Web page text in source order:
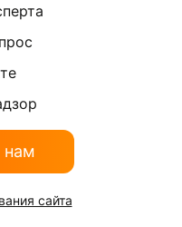
нам
сайта